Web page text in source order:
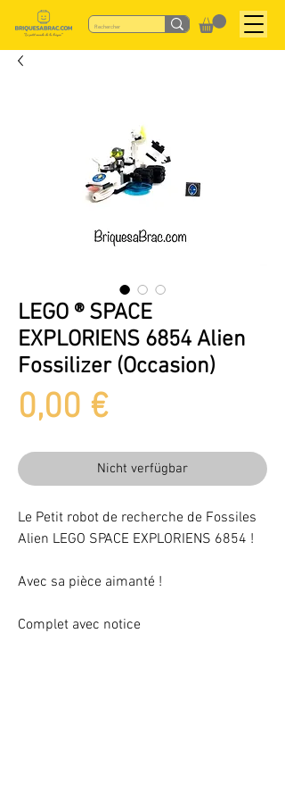
LEGO ® SPACE
EXPLORIENS 6854 Alien
Fossilizer (Occasion)
0,00 €Preis
Nicht verfügbar
Le Petit robot de recherche de Fossiles
Alien LEGO SPACE EXPLORIENS 6854 !
Avec sa pièce aimanté !
Complet avec notice